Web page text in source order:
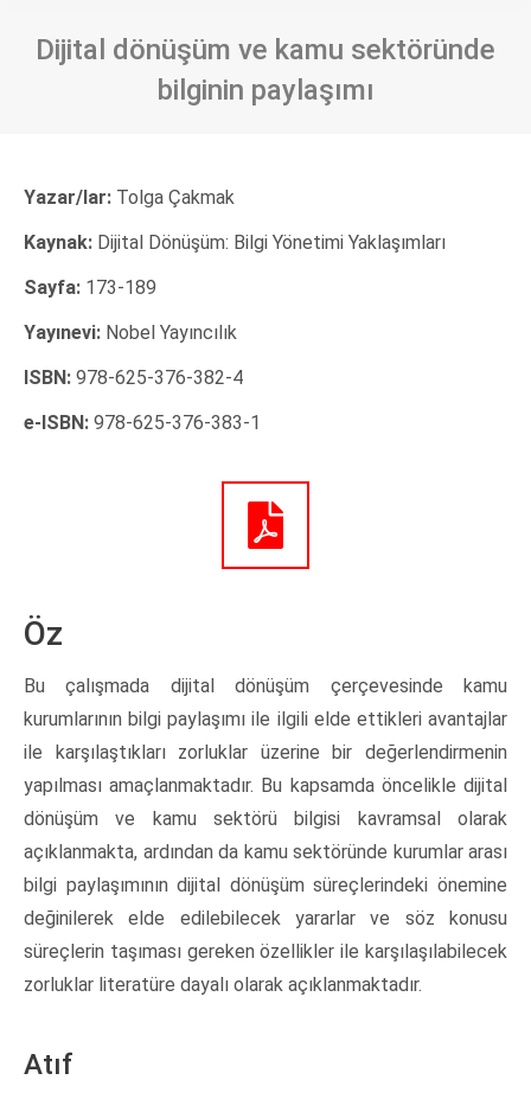
Dijital dönüşüm ve kamu sektöründe
bilginin paylaşımı
Yazar/lar: Tolga Çakmak
Kaynak: Dijital Dönüşüm: Bilgi Yönetimi Yaklaşımları
Sayfa: 173-189
Yayınevi: Nobel Yayıncılık
ISBN: 978-625-376-382-4
e-ISBN: 978-625-376-383-1
Öz
Bu çalışmada dijital dönüşüm çerçevesinde kamu
kurumlarının bilgi paylaşımı ile ilgili elde ettikleri avantajlar
ile karşılaştıkları zorluklar üzerine bir değerlendirmenin
yapılması amaçlanmaktadır. Bu kapsamda öncelikle dijital
dönüşüm ve kamu sektörü bilgisi kavramsal olarak
açıklanmakta, ardından da kamu sektöründe kurumlar arası
bilgi paylaşımının dijital dönüşüm süreçlerindeki önemine
değinilerek elde edilebilecek yararlar ve söz konusu
süreçlerin taşıması gereken özellikler ile karşılaşılabilecek
zorluklar literatüre dayalı olarak açıklanmaktadır.
Atıf